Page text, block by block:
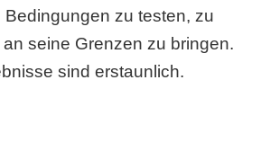
Bedingungen zu testen, zu
seine Grenzen zu bringen.
sind erstaunlich.